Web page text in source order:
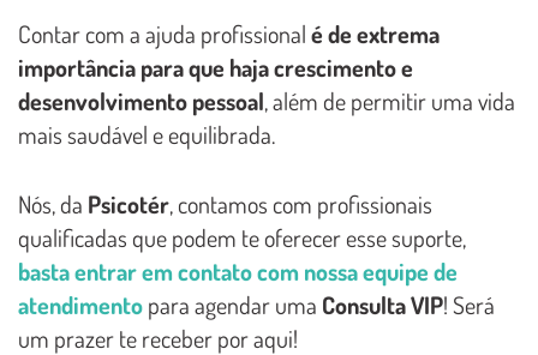
Contar com a ajuda profissionalé de extrema
importância para que haja crescimento e
desenvolvimento pessoal, além de permitir uma vida
mais saudável e equilibrada.
Nós, da Psicotér, contamos com profissionais
qualificadas que podem te oferecer esse suporte,
basta entrar em contato com nossa equipe de
atendimentopara agendar uma Consulta VIP! Será
um prazer te receber por aqui!